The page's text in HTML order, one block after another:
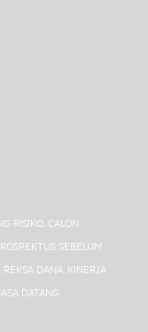
RISIKO. CALON
SEBELUM
DANA. KINERJA
DATANG